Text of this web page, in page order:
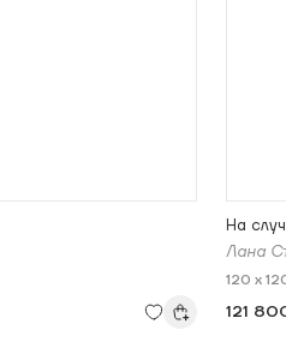
На
Лана
120 x 120
121 800